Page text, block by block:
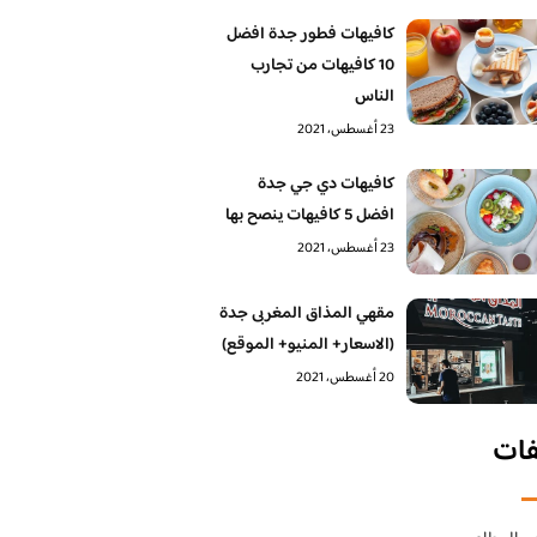
كافيهات فطور جدة افضل
10 كافيهات من تجارب
الناس
23 أغسطس، 2021
كافيهات دي جي جدة
افضل 5 كافيهات ينصح بها
23 أغسطس، 2021
مقهي المذاق المغربى جدة
(الاسعار+ المنيو+ الموقع)
20 أغسطس، 2021